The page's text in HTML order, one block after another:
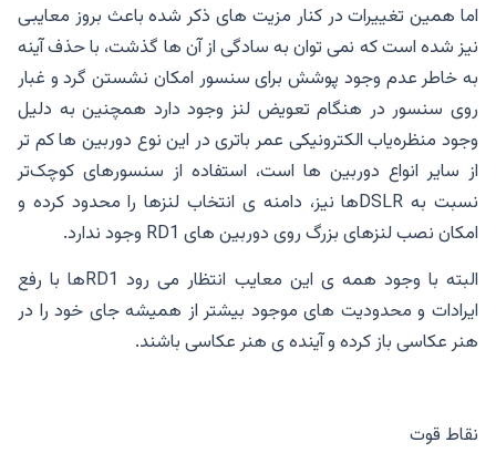
اما همین تغییرات در کنار مزیت های ذکر شده باعث بروز معایبی
نیز شده است که نمی توان به سادگی از آن ها گذشت، با حذف آینه
به خاطر عدم وجود پوشش برای سنسور امکان نشستن گرد و غبار
روی سنسور در هنگام تعویض لنز وجود دارد همچنین به دلیل
وجود منظره‌یاب الکترونیکی عمر باتری در این نوع دوربین ها کم تر
از سایر انواع دوربین ها است، استفاده از سنسورهای کوچک‌تر
نسبت به DSLRها نیز، دامنه ی انتخاب لنزها را محدود کرده و
امکان نصب لنزهای بزرگ روی دوربین های RD1 وجود ندارد.
البته با وجود همه ی این معایب انتظار می رود RD1ها با رفع
ایرادات و محدودیت های موجود بیشتر از همیشه جای خود را در
هنر عکاسی باز کرده و آینده ی هنر عکاسی باشند.
نقاط قوت